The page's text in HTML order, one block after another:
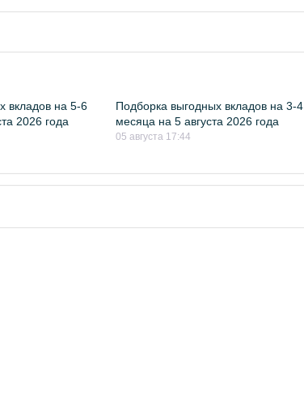
вкладов на 5-6
2026 года
Подборка выгодных вкладов на 3-4
месяца на 5 августа 2026 года
05 августа 17:44